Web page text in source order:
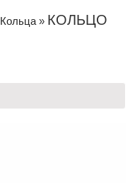
Кольца » КОЛЬЦО